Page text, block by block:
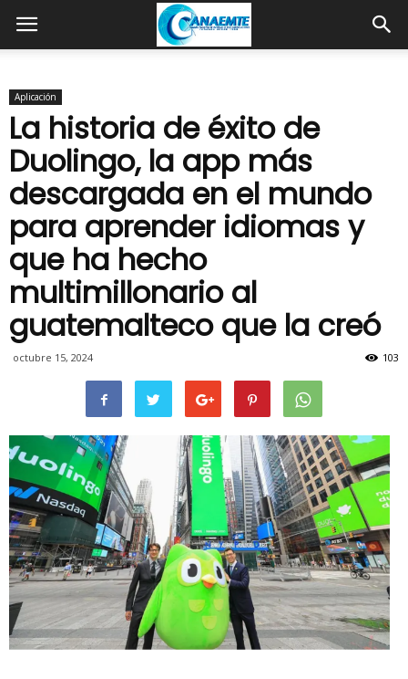
Aplicación
La historia de éxito de
Duolingo, la app más
descargada en el mundo
para aprender idiomas y
que ha hecho
multimillonario al
guatemalteco que la creó
octubre 15, 2024 103